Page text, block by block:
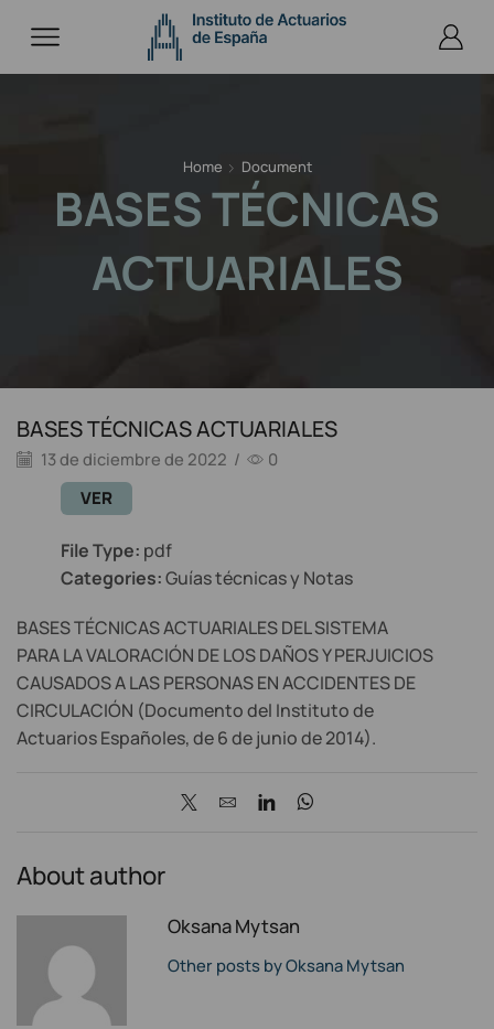
Home Document
BASES TÉCNICAS
ACTUARIALES
BASES TÉCNICAS ACTUARIALES
13 de diciembre de 2022 / 0
BASES TÉCNICAS ACTUARIALES DEL SISTEMA
PARA LA VALORACIÓN DE LOS DAÑOS Y PERJUICIOS
CAUSADOS A LAS PERSONAS EN ACCIDENTES DE
CIRCULACIÓN (Documento del Instituto de
Actuarios Españoles, de 6 de junio de 2014).
VER
File Type: pdf
Categories:Guías técnicas y Notas
About author
Oksana Mytsan
Other posts by Oksana Mytsan